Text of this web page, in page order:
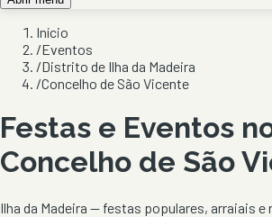
Início
/Eventos
/Distrito de Ilha da Madeira
/Concelho de São Vicente
Festas e Eventos
Concelho de São
Ilha da Madeira — festas populares, arraiais e